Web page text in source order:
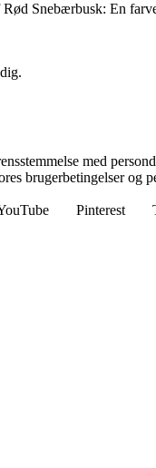
Snebærbusk: En
med
brugerbetingelser
Pinterest